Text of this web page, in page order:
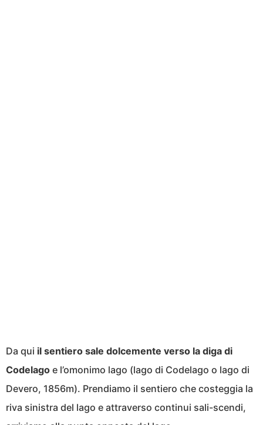
Da qui il sentiero sale dolcemente verso la diga di
Codelago e l’omonimo lago (lago di Codelago o lago di
Devero, 1856m). Prendiamo il sentiero che costeggia la
riva sinistra del lago e attraverso continui sali-scendi,